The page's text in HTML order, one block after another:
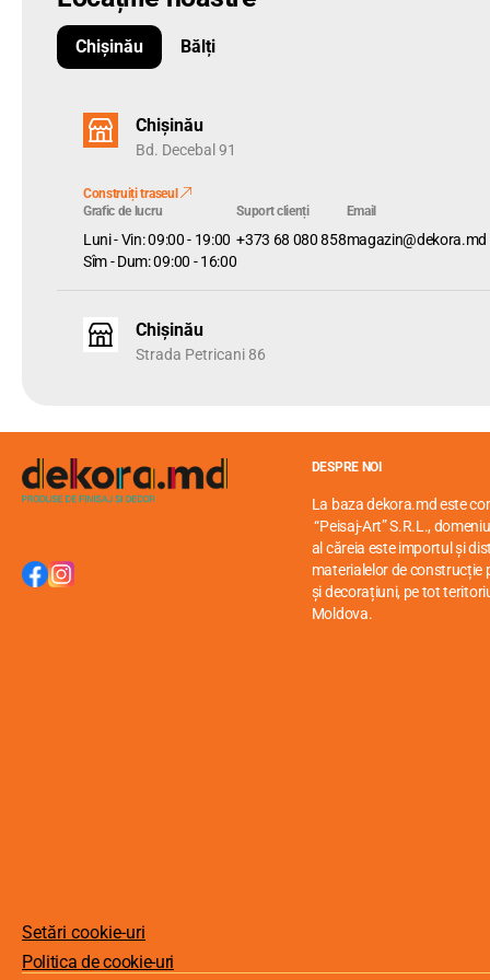
Chișinău Bălți
Chișinău
Bd. Decebal 91
Construiți traseul
Grafic de lucru
Luni - Vin: 09:00 - 19:00
Sîm - Dum: 09:00 - 16:00
Suport clienți
+373 68 080 858
Email
magazin@dekora.md
Chișinău
Strada Petricani 86
DESPRE NOI
La baza dekora.md este
“Peisaj-Art” S.R.L.,
al căreia este importul și
materialelor de construcție
și decorațiuni, pe tot
Moldova.
Setări cookie-uri
Politica de cookie-uri